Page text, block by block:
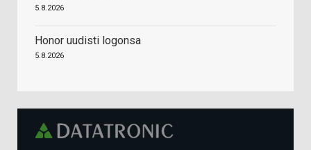
5.8.2026
Honor uudisti logonsa
5.8.2026